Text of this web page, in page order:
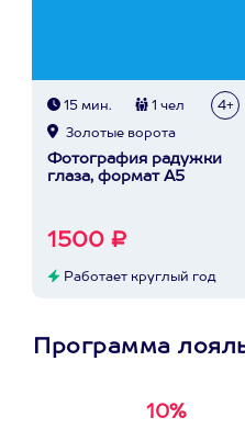
15 мин. 1 чел 4+
Золотые ворота
Фотография радужки
глаза, формат А5
1500 ₽
Работает круглый год
Программа
10%